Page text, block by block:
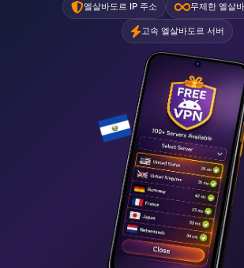
엘살바도르 IP 주소 무제한 엘살
고속 엘살바도르 서버